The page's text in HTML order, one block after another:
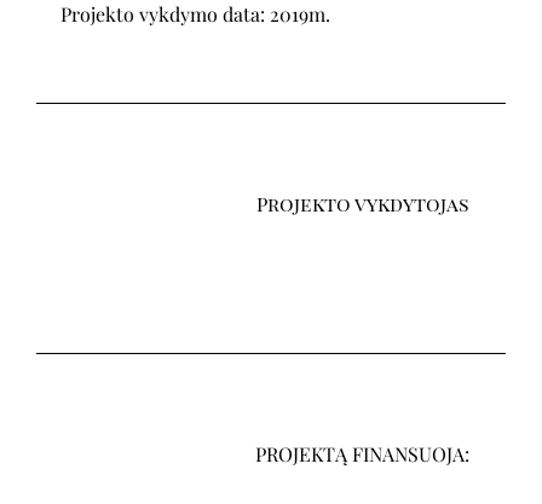
Projekto vykdymo data: 2019m.
Projekto vykdytojas
PROJEKTĄ FINANSUOJA: